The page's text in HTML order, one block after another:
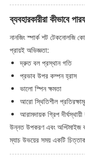
ব্যবহারকারীরা কীভাবে
নানজিং স্পার্ক শট টেকনোলজি
প্রায়ই অভিজ্ঞতা:
দ্রুত বল প্রস্থান গতি
প্রভাব উপর কম্পন হ্রাস
ভালো স্পিন ক্ষমতা
আরো স্থিতিশীল
আরামদায়ক গ্রিপ
উন্নত উপকরণ এবং অপ্টিমাইজ
ম্যাচ উভয়ের সময় একটি